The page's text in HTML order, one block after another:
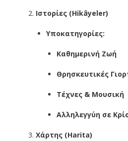
Ιστορίες (Hikâyeler)
Υποκατηγορίες:
Καθημερινή Ζωή
Θρησκευτικές
Τέχνες & Μουσική
Αλληλεγγύη σε
Χάρτης (Harita)